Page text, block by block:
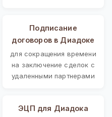
Подписание
договоров в Диадоке
для сокращения времени
на заключение сделок с
удаленными партнерами
ЭЦП для Диадока